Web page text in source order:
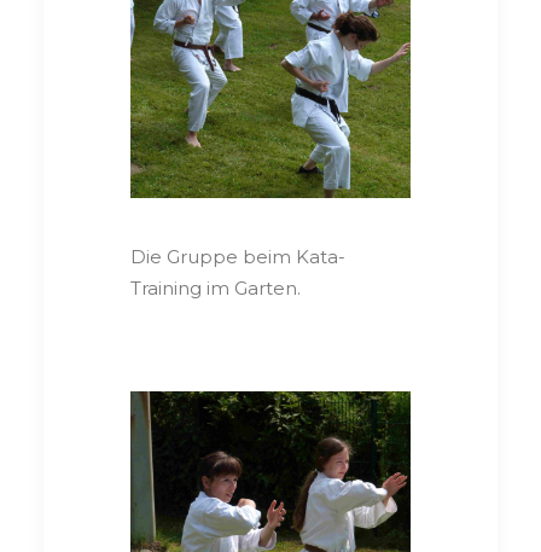
Die Gruppe beim Kata-
Training im Garten.